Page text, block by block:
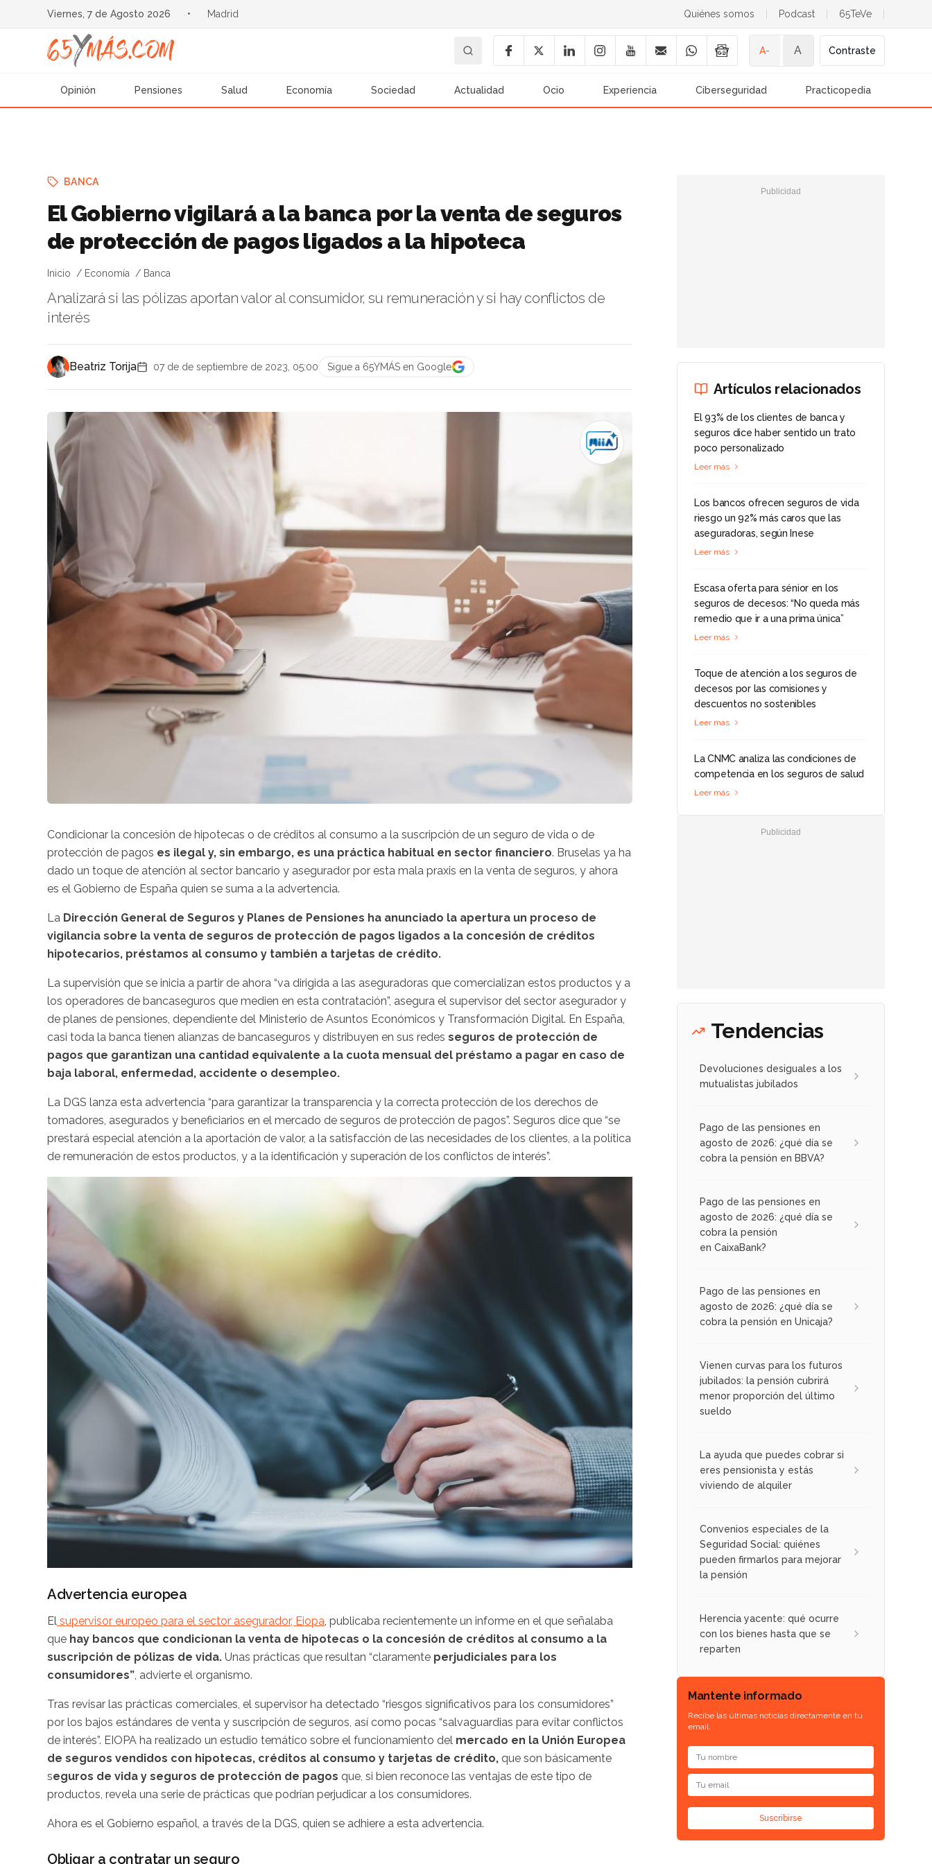
Viernes, 7 de Agosto 2026 • Madrid Quiénes somos Podcast 65TeVe
A- A Contraste
Opinión Pensiones Salud Economía Sociedad Actualidad Ocio Experiencia Ciberseguridad Practicopedia
BANCA
El Gobierno vigilará a la banca por la venta de seguros
de protección de pagos ligados a la hipoteca
Inicio Economía Banca
Analizará si las pólizas aportan valor al consumidor, su remuneración y si hay conflictos de
interés
Beatriz Torija 07 de de septiembre de 2023, 05:00 Sigue a 65YMÁS en Google
Condicionar la concesión de hipotecas o de créditos al consumo a la suscripción de un seguro de vida o de
protección de pagos es ilegal y, sin embargo, es una práctica habitual en sector financiero. Bruselas ya ha
dado un toque de atención al sector bancario y asegurador por esta mala praxis en la venta de seguros, y ahora
es el Gobierno de España quien se suma a la advertencia.
La Dirección General de Seguros y Planes de Pensiones ha anunciado la apertura un proceso de
vigilancia sobre la venta de seguros de protección de pagos ligados a la concesión de créditos
hipotecarios, préstamos al consumo y también a tarjetas de crédito.
La supervisión que se inicia a partir de ahora “va dirigida a las aseguradoras que comercializan estos productos y a
los operadores de bancaseguros que medien en esta contratación”, asegura el supervisor del sector asegurador y
de planes de pensiones, dependiente del Ministerio de Asuntos Económicos y Transformación Digital. En España,
casi toda la banca tienen alianzas de bancaseguros y distribuyen en sus redes seguros de protección de
pagos que garantizan una cantidad equivalente a la cuota mensual del préstamo a pagar en caso de
baja laboral, enfermedad, accidente o desempleo.
La DGS lanza esta advertencia “para garantizar la transparencia y la correcta protección de los derechos de
tomadores, asegurados y beneficiarios en el mercado de seguros de protección de pagos”. Seguros dice que “se
prestará especial atención a la aportación de valor, a la satisfacción de las necesidades de los clientes, a la política
de remuneración de estos productos, y a la identificación y superación de los conflictos de interés”.
Advertencia europea
El supervisor europeo para el sector asegurador, Eiopa, publicaba recientemente un informe en el que señalaba
que hay bancos que condicionan la venta de hipotecas o la concesión de créditos al consumo a la
suscripción de pólizas de vida. Unas prácticas que resultan “claramente perjudiciales para los
consumidores”, advierte el organismo.
Tras revisar las prácticas comerciales, el supervisor ha detectado “riesgos significativos para los consumidores”
por los bajos estándares de venta y suscripción de seguros, así como pocas “salvaguardias para evitar conflictos
de interés”. EIOPA ha realizado un estudio temático sobre el funcionamiento del mercado en la Unión Europea
de seguros vendidos con hipotecas, créditos al consumo y tarjetas de crédito, que son básicamente
seguros de vida y seguros de protección de pagos que, si bien reconoce las ventajas de este tipo de
productos, revela una serie de prácticas que podrían perjudicar a los consumidores.
Ahora es el Gobierno español, a través de la DGS, quien se adhiere a esta advertencia.
Obligar a contratar un seguro
Artículos relacionados
El 93% de los clientes de banca y
seguros dice haber sentido un trato
poco personalizado
Leer más
Los bancos ofrecen seguros de vida
riesgo un 92% más caros que las
aseguradoras, según Inese
Leer más
Escasa oferta para sénior en los
seguros de decesos: “No queda más
remedio que ir a una prima única”
Leer más
Toque de atención a los seguros de
decesos por las comisiones y
descuentos no sostenibles
Leer más
La CNMC analiza las condiciones de
competencia en los seguros de salud
Leer más
Tendencias
Devoluciones desiguales a los
mutualistas jubilados
Pago de las pensiones en
agosto de 2026: ¿qué día se
cobra la pensión en BBVA?
Pago de las pensiones en
agosto de 2026: ¿qué día se
cobra la pensión
en CaixaBank?
Pago de las pensiones en
agosto de 2026: ¿qué día se
cobra la pensión en Unicaja?
Vienen curvas para los futuros
jubilados: la pensión cubrirá
menor proporción del último
sueldo
La ayuda que puedes cobrar si
eres pensionista y estás
viviendo de alquiler
Convenios especiales de la
Seguridad Social: quiénes
pueden firmarlos para mejorar
la pensión
Herencia yacente: qué ocurre
con los bienes hasta que se
reparten
Mantente informado
Recibe las últimas noticias directamente en tu
email.
Suscribirse